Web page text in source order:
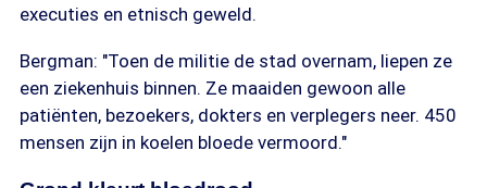
executies en etnisch geweld.
Bergman: "Toen de militie de stad overnam, liepen ze
een ziekenhuis binnen. Ze maaiden gewoon alle
patiënten, bezoekers, dokters en verplegers neer. 450
mensen zijn in koelen bloede vermoord."